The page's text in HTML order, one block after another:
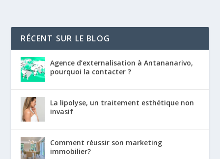
RÉCENT SUR LE BLOG
Agence d’externalisation à Antananarivo,
pourquoi la contacter ?
La lipolyse, un traitement esthétique non
invasif
Comment réussir son marketing
immobilier?